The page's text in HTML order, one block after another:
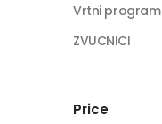
Vrtni program
ZVUCNICI
Price